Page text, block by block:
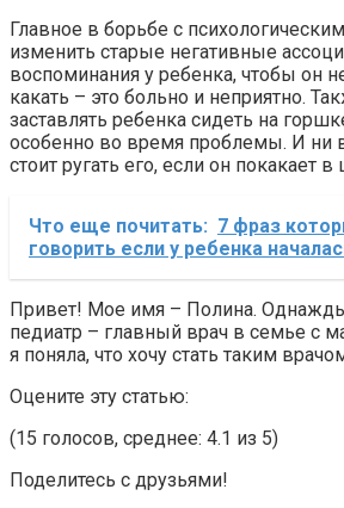
Главное в борьбе с
изменить старые негативные
воспоминания у ребенка, чтобы он
какать – это больно и неприятно.
заставлять ребенка сидеть на
особенно во время проблемы. И ни
стоит ругать его, если он покакает
Что еще почитать: 7 фраз
говорить если у ребенка
Привет! Мое имя – Полина.
педиатр – главный врач в семье с
я поняла, что хочу стать таким
Оцените эту статью:
(15 голосов, среднее: 4.1 из 5)
Поделитесь с друзьями!